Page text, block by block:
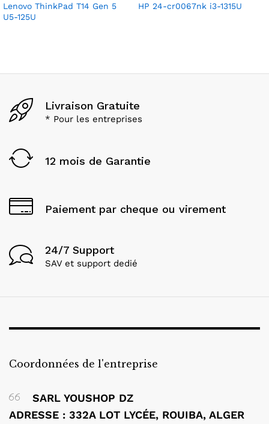
Lenovo ThinkPad T14 Gen 5
U5-125U
HP 24-cr0067nk i3-1315U
Livraison Gratuite
* Pour les entreprises
12 mois de Garantie
Paiement par cheque ou virement
24/7 Support
SAV et support dedié
Coordonnées de l'entreprise
SARL YOUSHOP DZ
ADRESSE : 332A LOT LYCÉE, ROUIBA, ALGER